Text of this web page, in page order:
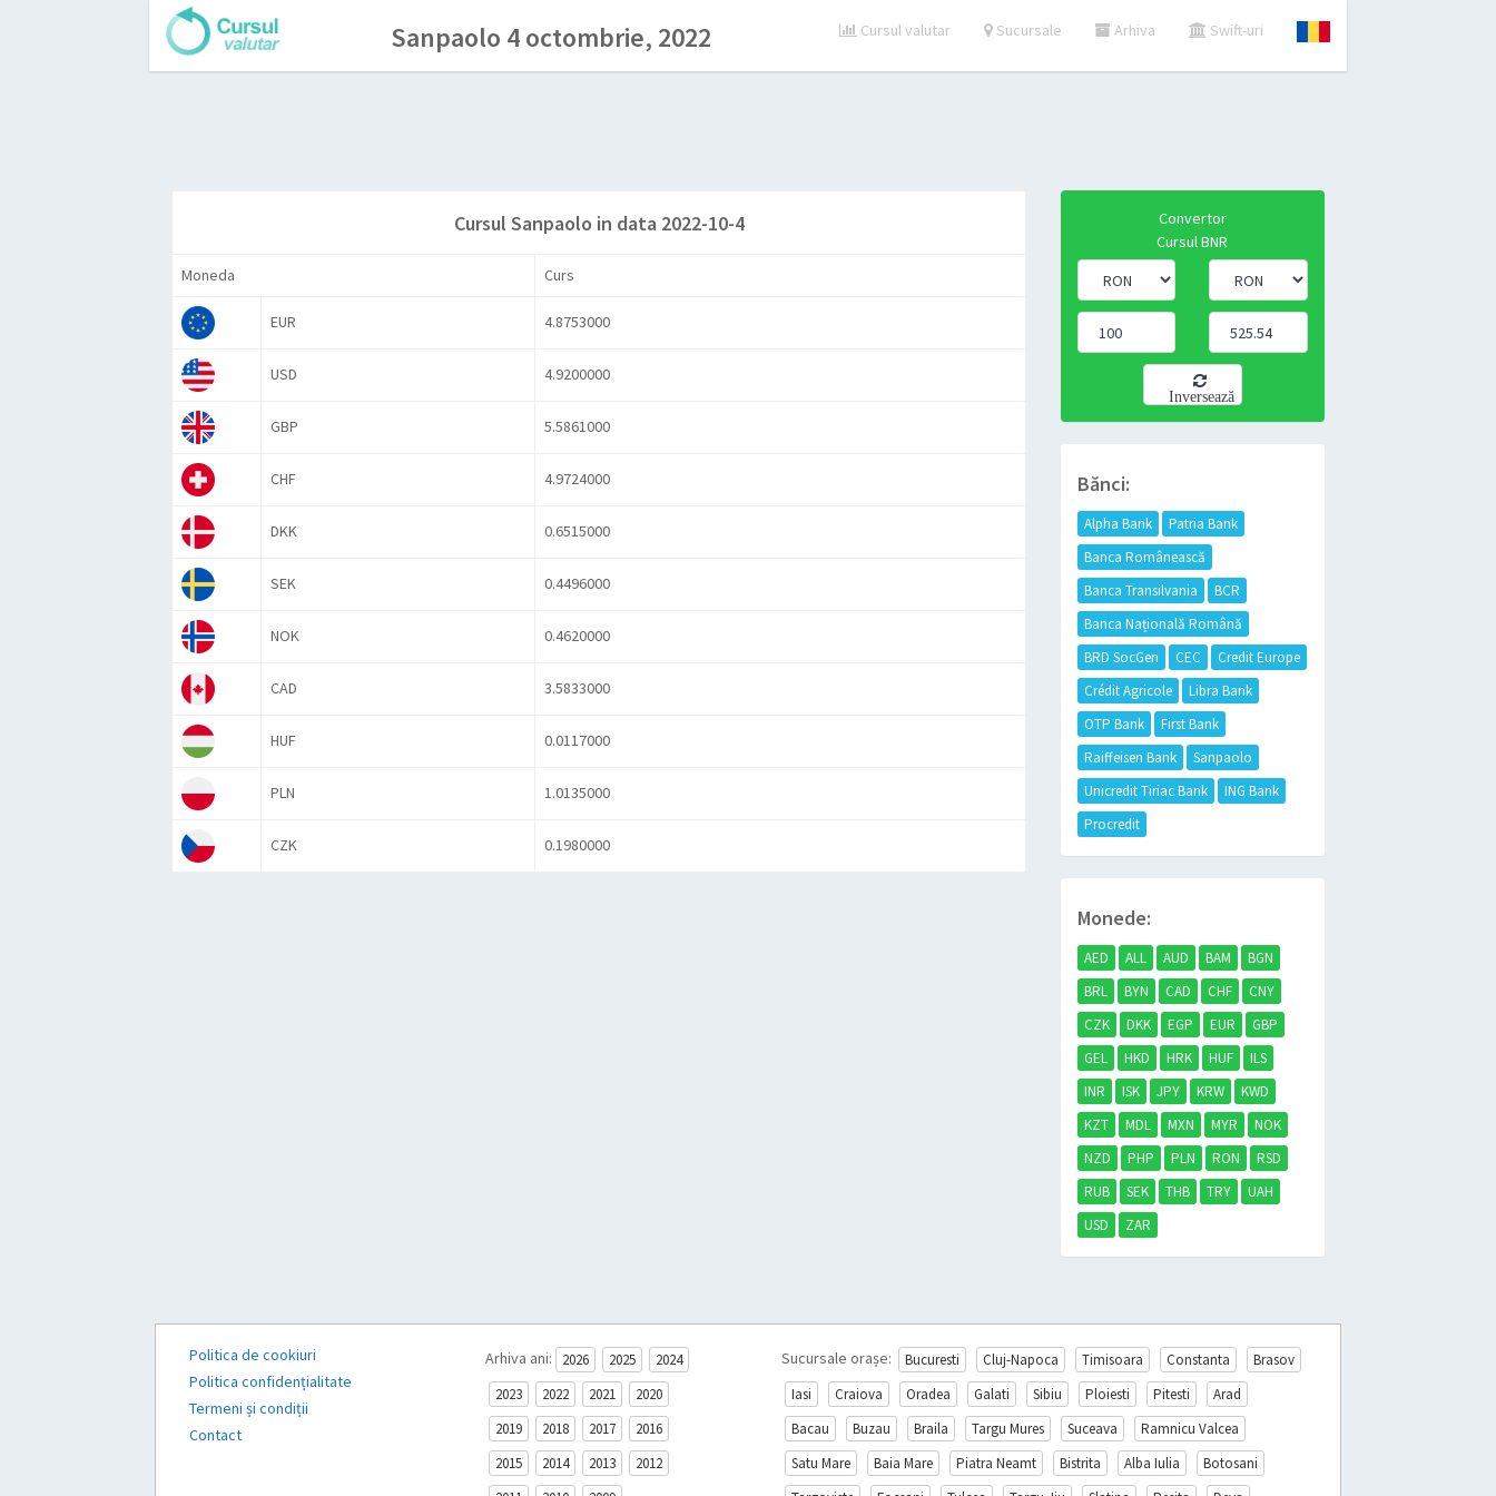
Sanpaolo 4 octombrie, 2022 Cursul valutar Sucursale Arhiva Swift-uri
Cursul Sanpaolo in data 2022-10-4
Moneda Curs
EUR 4.8753000
USD 4.9200000
GBP 5.5861000
CHF 4.9724000
DKK 0.6515000
SEK 0.4496000
NOK 0.4620000
CAD 3.5833000
HUF 0.0117000
PLN 1.0135000
CZK 0.1980000
Convertor
Cursul BNR
Inversează
Bănci:
Alpha Bank
Patria Bank
Banca Românească
Banca Transilvania
BCR
Banca Națională Română
BRD SocGen
CEC
Credit Europe
Crédit Agricole
Libra Bank
OTP Bank
First Bank
Raiffeisen Bank
Sanpaolo
Unicredit Tiriac Bank
ING Bank
Procredit
Monede:
AED ALL AUD BAM
BGN
BRL
BYN CAD CHF
CNY
CZK
DKK EGP EUR
GBP
GEL
HKD HRK HUF
ILS
INR
ISK JPY KRW
KWD
KZT
MDL MXN MYR
NOK
NZD
PHP PLN RON
RSD
RUB
SEK THB TRY
UAH
USD
ZAR
Politica de cookiuri
Politica confidențialitate
Termeni și condiții
Contact
Arhiva ani: 2026 2025
2024
2023
2022 2021
2020
2019
2018 2017
2016
2015
2014 2013
2012
Sucursale orașe: Bucuresti Cluj-Napoca Timisoara Constanta
Brasov
Iasi
Craiova Oradea Galati Sibiu Ploiesti Pitesti
Arad
Bacau
Buzau Braila Targu Mures Suceava
Ramnicu Valcea
Satu Mare
Baia Mare Piatra Neamt Bistrita Alba Iulia
Botosani